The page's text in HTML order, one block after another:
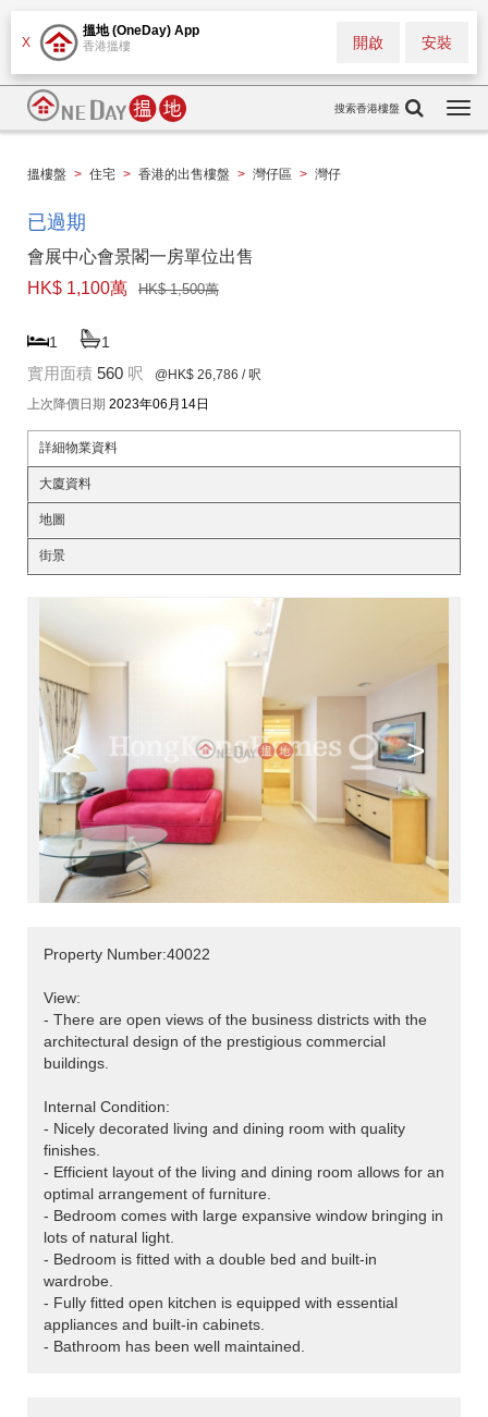
X
搵地 (OneDay) App
香港搵樓 安裝
開啟
搜索香港樓盤
搵樓盤 > 住宅 > 香港的出售樓盤 > 灣仔區 > 灣仔
已過期
會展中心會景閣一房單位出售
HK$ 1,100萬
HK$ 1,500萬
1 1
實用面積 560 呎 @HK$ 26,786 / 呎
上次降價日期 2023年06月14日
詳細物業資料
大廈資料
地圖
街景
< >
Property Number:40022
View:
- There are open views of the business districts with the
architectural design of the prestigious commercial
buildings.
Internal Condition:
- Nicely decorated living and dining room with quality
finishes.
- Efficient layout of the living and dining room allows for an
optimal arrangement of furniture.
- Bedroom comes with large expansive window bringing in
lots of natural light.
- Bedroom is fitted with a double bed and built-in
wardrobe.
- Fully fitted open kitchen is equipped with essential
appliances and built-in cabinets.
- Bathroom has been well maintained.